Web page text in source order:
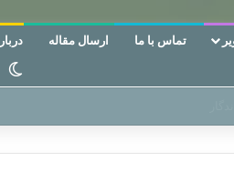
تماس با ما ارسال مقاله